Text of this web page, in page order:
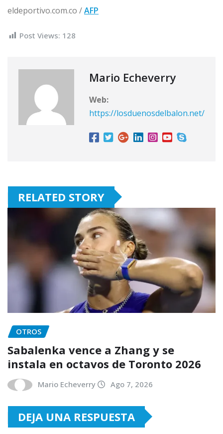
eldeportivo.com.co /AFP
Post Views: 128
Mario Echeverry
Web:
https://losduenosdelbalon.net/
RELATED STORY
OTROS
Sabalenka vence a Zhang y se
instala en octavos de Toronto 2026
Mario Echeverry Ago 7, 2026
DEJA UNA RESPUESTA